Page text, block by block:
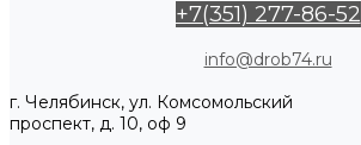
+7(351) 277-86-52
info@drob74.ru
г. Челябинск, ул. Комсомольский
проспект, д. 10, оф 9